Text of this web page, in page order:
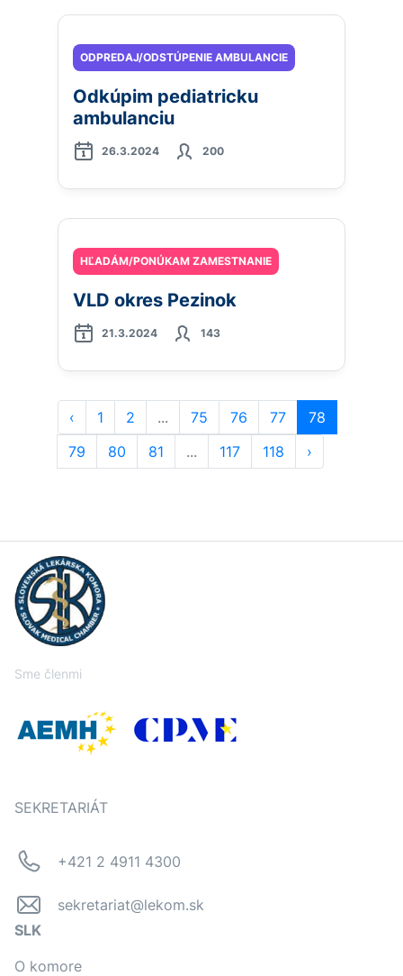
ODPREDAJ/ODSTÚPENIE AMBULANCIE
Odkúpim pediatricku
ambulanciu
26.3.2024 200
HĽADÁM/PONÚKAM ZAMESTNANIE
VLD okres Pezinok
21.3.2024 143
‹ 1 2 ... 75 76 77
78
79
80 81 ... 117 118 ›
Sme členmi
SEKRETARIÁT
+421 2 4911 4300
sekretariat@lekom.sk
SLK
O komore